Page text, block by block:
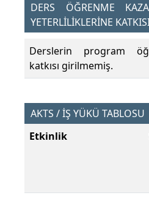
DERS ÖĞRENME
YETERLİLİKLERİNE
Derslerin program
katkısı girilmemiş.
AKTS / İŞ YÜKÜ TABLOSU
Etkinlik